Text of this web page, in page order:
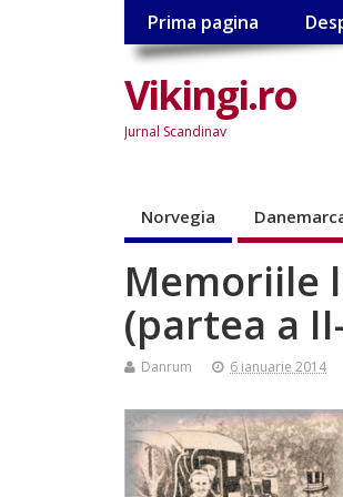
Prima pagina
Vikingi.ro
Jurnal Scandinav
Norvegia
Memoriile
(partea a
Danrum 6 ianuarie 2014